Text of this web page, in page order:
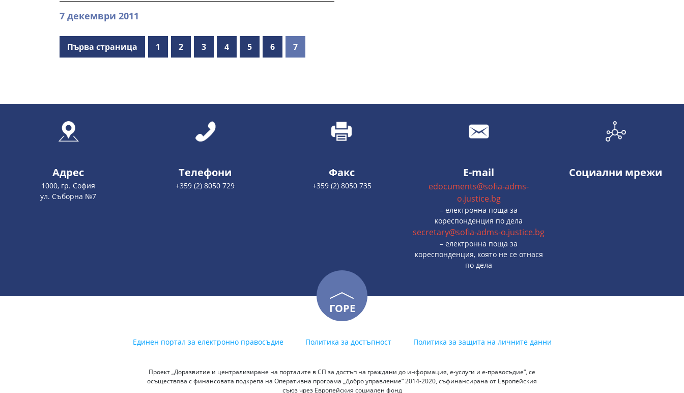
7 декември 2011
Първа страница 1 2 3 4 5 6 7
Адрес
1000, гр. София
ул. Съборна №7
Телефони
+359 (2) 8050 729
Факс
+359 (2) 8050 735
E-mail
edocuments@sofia-adms-
o.justice.bg
– електронна поща за
кореспонденция по дела
secretary@sofia-adms-o.justice.bg
– електронна поща за
кореспонденция, която не се отнася
по дела
Социални мрежи
ГОРЕ
Единен портал за електронно правосъдие Политика за достъпност Политика за защита на личните данни
Проект „Доразвитие и централизиране на порталите в СП за достъп на граждани до информация, е-услуги и е-правосъдие“, се
осъществява с финансовата подкрепа на Оперативна програма „Добро управление“ 2014-2020, съфинансирана от Европейския
съюз чрез Европейския социален фонд